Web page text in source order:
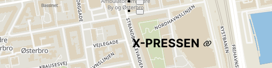
X-PRESSEN